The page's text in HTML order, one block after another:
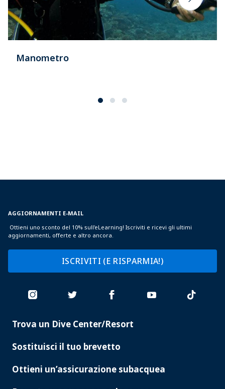
Manometro
AGGIORNAMENTI E-MAIL
Ottieni uno sconto del 10% sull'eLearning! Iscriviti e ricevi gli ultimi
aggiornamenti, offerte e altro ancora.
ISCRIVITI (E RISPARMIA!)
PADI
Trova un Dive Center/Resort
Sostituisci il tuo brevetto
Ottieni un’assicurazione subacquea